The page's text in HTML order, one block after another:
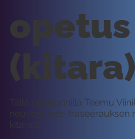
opetus
(kitara)
Tällä oppitunnilla Teemu
neuvoja jazz-
kitaralla.